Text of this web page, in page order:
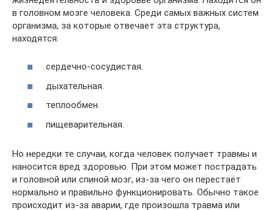
в головном мозге человека. Среди самых важных систем
организма, за которые отвечает эта структура,
находятся:
сердечно-сосудистая.
дыхательная.
теплообмен.
пищеварительная.
Но нередки те случаи, когда человек получает травмы и
наносится вред здоровью. При этом может пострадать
и головной или спиной мозг, из-за чего он перестаёт
нормально и правильно функционировать. Обычно такое
происходит из-за аварии, где произошла травма или